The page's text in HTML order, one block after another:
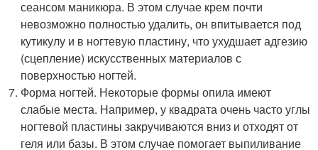
сеансом маникюра. В этом случае крем почти
невозможно полностью удалить, он впитывается под
кутикулу и в ногтевую пластину, что ухудшает адгезию
(сцепление) искусственных материалов с
поверхностью ногтей.
Форма ногтей. Некоторые формы опила имеют
слабые места. Например, у квадрата очень часто углы
ногтевой пластины закручиваются вниз и отходят от
геля или базы. В этом случае помогает выпиливание